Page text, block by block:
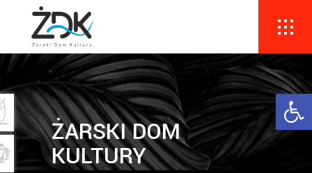
ŻARSKI DOM
KULTURY